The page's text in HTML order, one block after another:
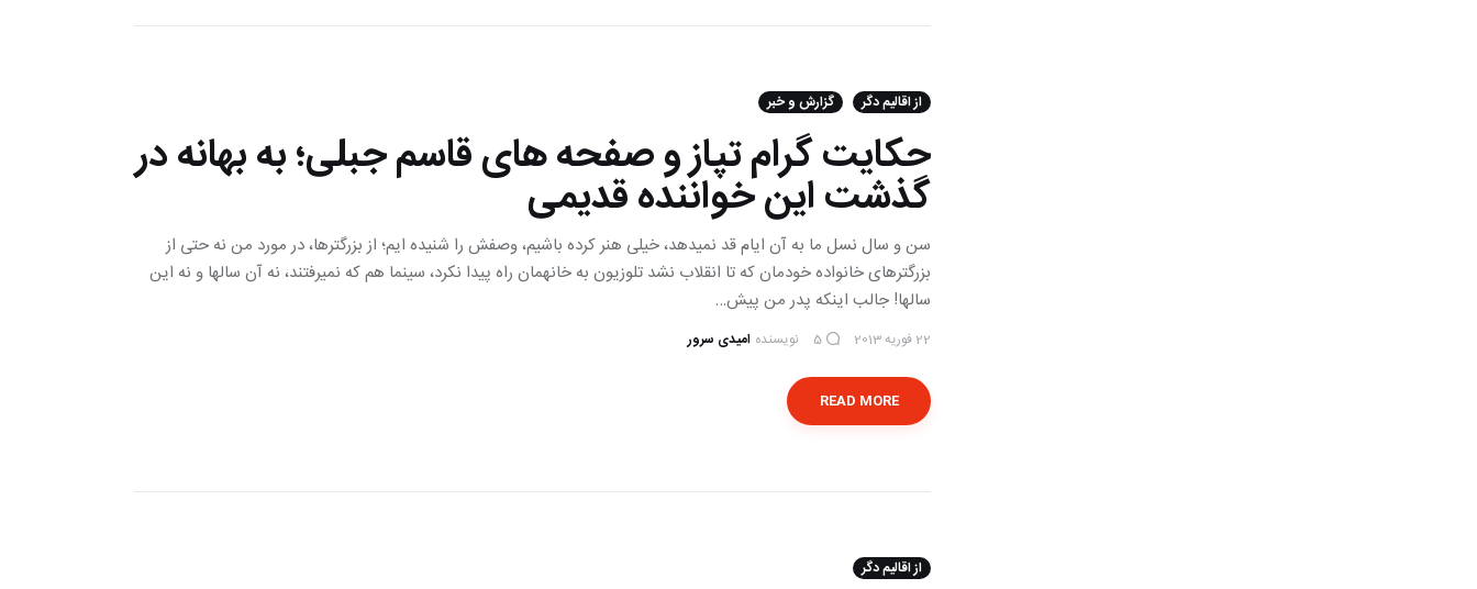
از اقالیم دگر گزارش و خبر
حکایت گرام تپاز و صفحه های قاسم جبلی؛ به بهانه در
گذشت این خواننده قدیمی
سن و سال نسل ما به آن ایام قد نمی‎دهد، خیلی هنر کرده باشیم، وصفش را شنیده ایم؛ از بزرگترها، در مورد من نه حتی از
بزرگترهای خانواده خودمان که تا انقلاب نشد تلوزیون به خانه‎مان راه پیدا نکرد، سینما هم که نمی‎رفتند، نه آن سالها و نه این
سالها! جالب اینکه پدر من پیش…
22 فوریه 2013 5 نویسنده امیدی سرور
READ MORE
از اقالیم دگر